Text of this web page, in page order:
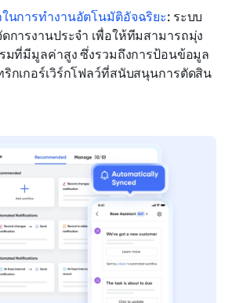
นการทำงานอัตโนมัติอัจฉริยะ: ระบบ
การงานประจำ เพื่อให้ทีมสามารถมุ่ง
มที่มีมูลค่าสูง ซึ่งรวมถึงการป้อนข้อมูล
กเกอร์เวิร์กโฟลว์ที่สนับสนุนการตัดสิน